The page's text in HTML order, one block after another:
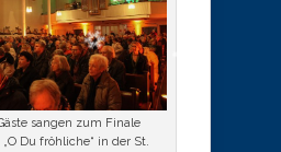
sangen zum Finale
Du fröhliche“ in der St.